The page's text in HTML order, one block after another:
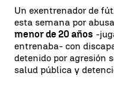
Un exentrenador de
esta semana por
menor de 20 años -
entrenaba- con
detenido por agresión
salud pública y